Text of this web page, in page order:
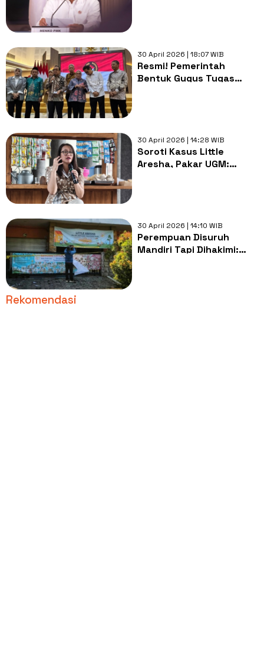
30 April 2026 | 18:07 WIB
Resmi! Pemerintah
Bentuk Gugus Tugas
30 April 2026 | 14:28 WIB
Soroti Kasus Little
Aresha, Pakar UGM:
30 April 2026 | 14:10 WIB
Perempuan Disuruh
Mandiri Tapi Dihakimi:
Rekomendasi